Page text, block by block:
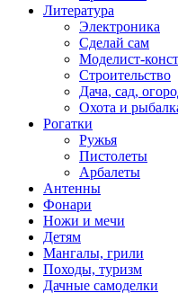
Литература
Электроника
Сделай сам
Моделист-
Строительство
Дача, сад,
Охота и
Рогатки
Ружья
Пистолеты
Арбалеты
Антенны
Фонари
Ножи и мечи
Детям
Мангалы, грили
Походы, туризм
Дачные самоделки